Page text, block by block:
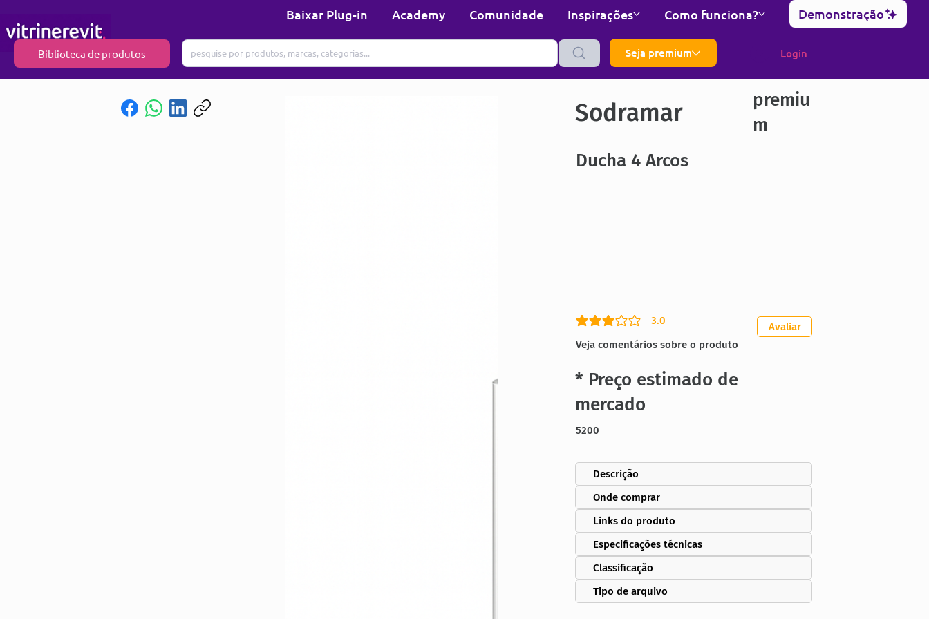
Baixar Plug-in Academy Comunidade Inspirações Como funciona? Demonstração
Biblioteca de produtos Seja premium Login
Sodramar
premiu
m
Ducha 4 Arcos
3.0
classificação média é 3 de 5
Veja comentários sobre o produto
Avaliar
* Preço estimado de
mercado
5200
Descrição
Onde comprar
Links do produto
Especificações técnicas
Classificação
Tipo de arquivo